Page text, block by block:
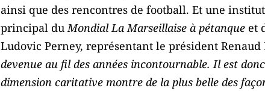
ainsi que des rencontres de football. Et une
principal duMondial La Marseillaise à pétanque et
Ludovic Perney, représentant le président
devenue au fil des années incontournable. Il est
dimension caritative montre de la plus belle des